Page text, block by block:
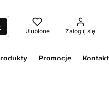
Ulubione Zaloguj się
Promocje Kontakt